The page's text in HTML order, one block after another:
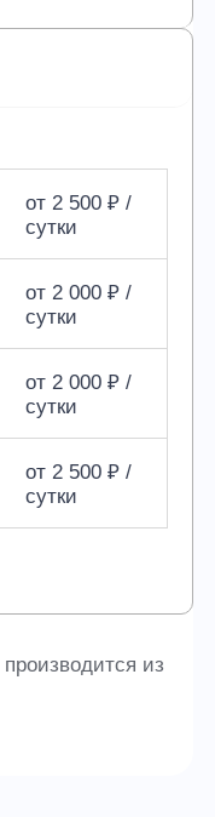
от 2 500 ₽ /
сутки
от 2 000 ₽ /
сутки
от 2 000 ₽ /
сутки
от 2 500 ₽ /
сутки
из